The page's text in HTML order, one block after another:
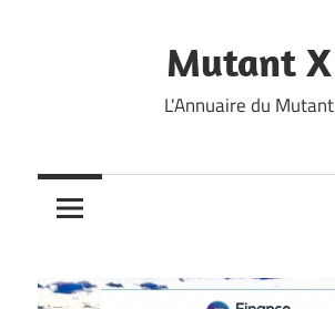
Mutant X
L'Annuaire du Mutant